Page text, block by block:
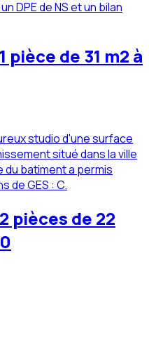
DPE de NS et un bilan
de 31 m2 à
studio d'une surface
situé dans la ville
du batiment a permis
de GES : C.
pièces de 22